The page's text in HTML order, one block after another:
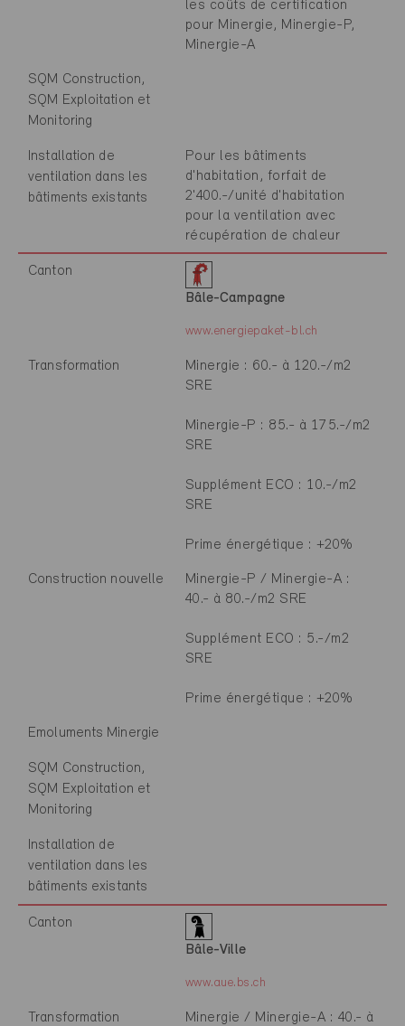
les coûts de certification
pour Minergie, Minergie-P,
Minergie-A
SQM Construction,
SQM Exploitation et
Monitoring
Installation de
ventilation dans les
bâtiments existants
Pour les bâtiments
d'habitation, forfait de
2'400.-/unité d'habitation
pour la ventilation avec
récupération de chaleur
Canton
Bâle-Campagne
www.energiepaket-bl.ch
Transformation
Minergie : 60.- à 120.-/m2
SRE
Minergie-P : 85.- à 175.-/m2
SRE
Supplément ECO : 10.-/m2
SRE
Prime énergétique : +20%
Construction nouvelle
Minergie-P / Minergie-A :
40.- à 80.-/m2 SRE
Supplément ECO : 5.-/m2
SRE
Prime énergétique : +20%
Emoluments Minergie
SQM Construction,
SQM Exploitation et
Monitoring
Installation de
ventilation dans les
bâtiments existants
Canton
Bâle-Ville
www.aue.bs.ch
Transformation
Minergie / Minergie-A : 40.- à